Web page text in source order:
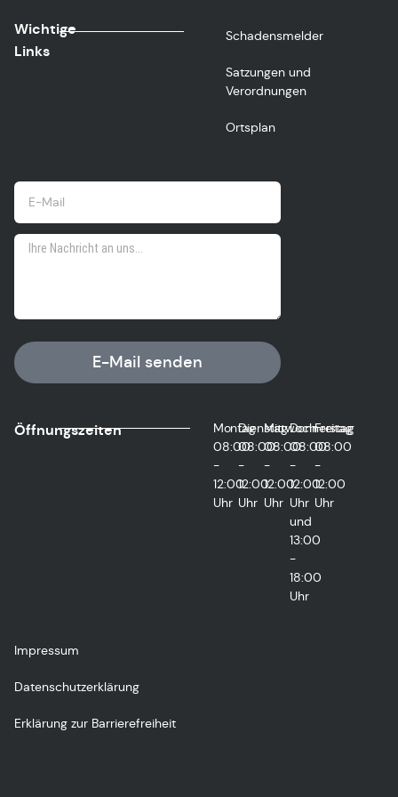
Wichtige
Links
Schadensmelder
Satzungen und
Verordnungen
Ortsplan
E-Mail senden
Öffnungszeiten
Montag
08:00
-
12:00
Uhr
Dienstag
08:00
-
12:00
Uhr
Mittwoch
08:00
-
12:00
Uhr
Donnerstag
08:00
-
12:00
Uhr
und
13:00
-
18:00
Uhr
Freitag
08:00
-
12:00
Uhr
Impressum
Datenschutzerklärung
Erklärung zur Barrierefreiheit